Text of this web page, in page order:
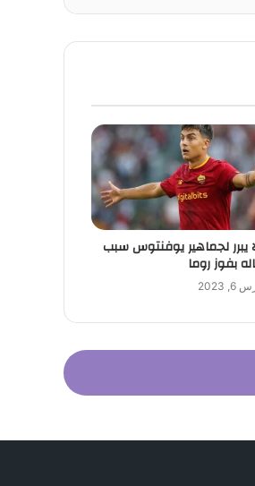
يبرر لجماهير يوفنتوس سبب
بفوز روما
2023